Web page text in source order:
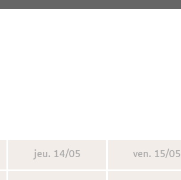
jeu. 14/05 ven. 15/05